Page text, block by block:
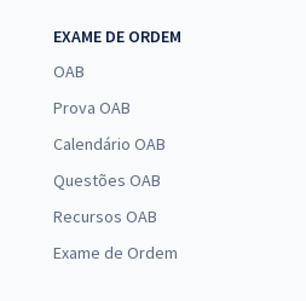
EXAME DE ORDEM
OAB
Prova OAB
Calendário OAB
Questões OAB
Recursos OAB
Exame de Ordem